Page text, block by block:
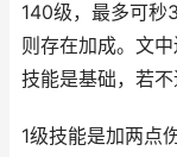
140级，最多可秒
则存在加成。文
技能是基础，若不
1级技能是加两点